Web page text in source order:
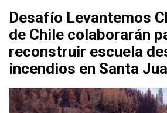
Desafío Levantemos
de Chile colaborarán
reconstruir escuela
incendios en Santa